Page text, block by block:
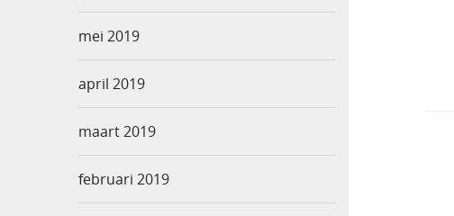
mei 2019
april 2019
maart 2019
februari 2019